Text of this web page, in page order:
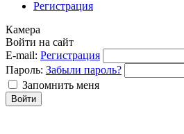
Регистрация
Камера
Войти на сайт
E-mail: Регистрация
Пароль: Забыли пароль?
Запомнить меня